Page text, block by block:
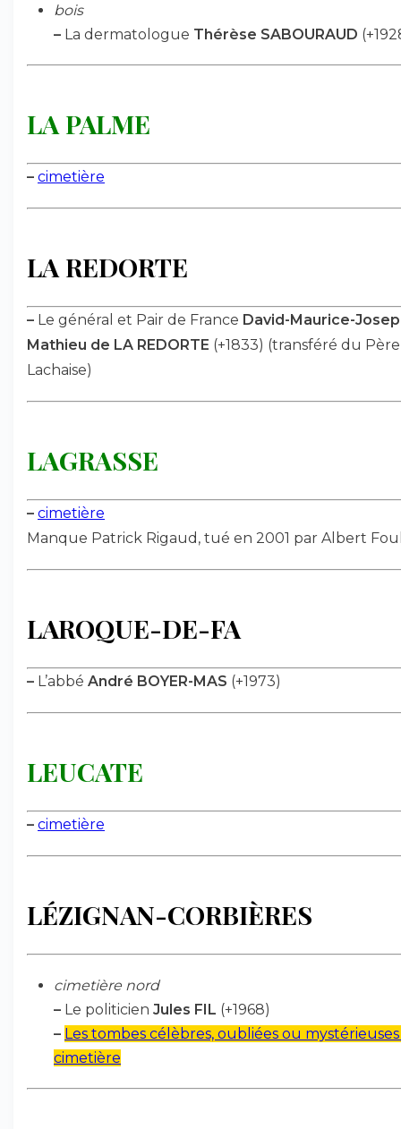
bois
– La dermatologue Thérèse SABOURAUD
LA PALME
– cimetière
LA REDORTE
– Le général et Pair de France David-Maurice-
Mathieu de LA REDORTE (+1833) (transféré du Père
Lachaise)
LAGRASSE
– cimetière
Manque Patrick Rigaud, tué en 2001 par Albert
LAROQUE-DE-FA
– L’abbé André BOYER-MAS (+1973)
LEUCATE
– cimetière
LÉZIGNAN-CORBIÈRES
cimetière nord
– Le politicien Jules FIL (+1968)
– Les tombes célèbres, oubliées ou
cimetière